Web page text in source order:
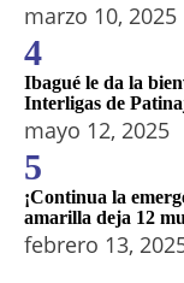
marzo 10, 2025
4
Ibagué le da la
Interligas de
mayo 12, 2025
5
¡Continua la
amarilla deja 12
febrero 13,